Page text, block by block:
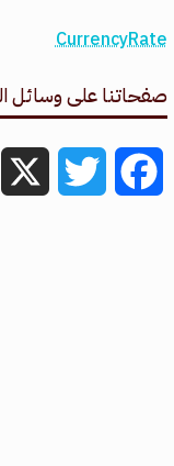
CurrencyRate
صفحاتنا على وسائل
Facebook
Twitter